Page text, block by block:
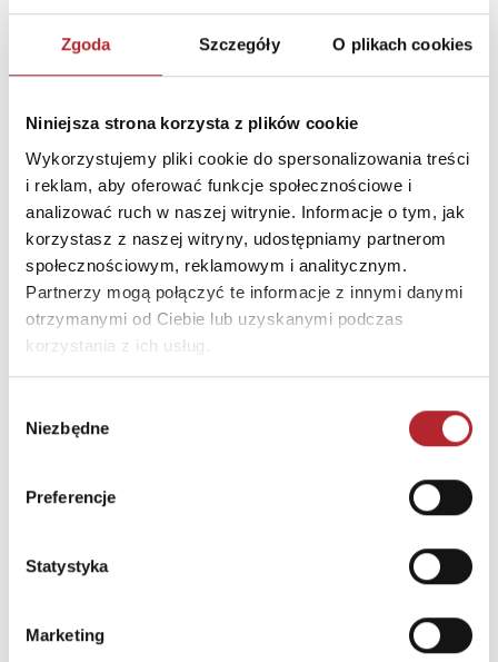
Zgoda Szczegóły O plikach cookies
Niniejsza strona korzysta z plików cookie
Wykorzystujemy pliki cookie do spersonalizowania treści
i reklam, aby oferować funkcje społecznościowe i
analizować ruch w naszej witrynie. Informacje o tym, jak
korzystasz z naszej witryny, udostępniamy partnerom
społecznościowym, reklamowym i analitycznym.
Partnerzy mogą połączyć te informacje z innymi danymi
otrzymanymi od Ciebie lub uzyskanymi podczas
korzystania z ich usług.
zgody
Niezbędne
Preferencje
Statystyka
Marketing
DANE OSOBY ODPOWIEDZIALNEJ
Nazwa
G3 SPÓŁKA Z
ODPOWIEDZIALNOŚCIĄ
SPÓŁKA KOMANDYTOWA
Ulica
ul. Spółdzielców 18A
Kod pocztowy
62-510
Miasto
Konin
E-mail
INNI KLIENCI KUPOWALI